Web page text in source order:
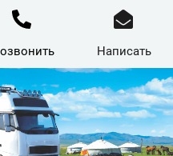
Написать